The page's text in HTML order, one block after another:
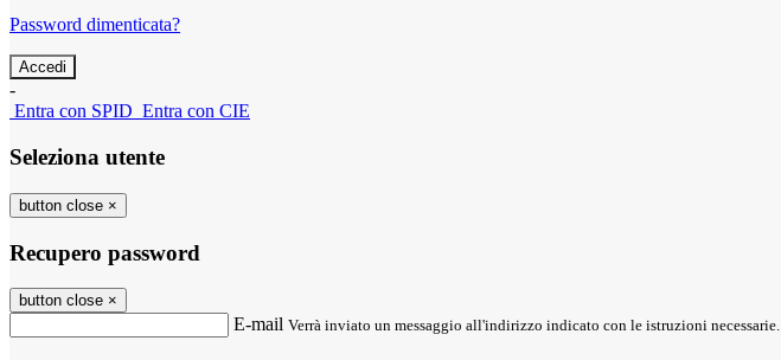
Password dimenticata?
-
Entra con SPID Entra con CIE
Seleziona utente
button close ×
Recupero password
button close ×
E-mail Verrà inviato un messaggio all'indirizzo indicato con le istruzioni necessarie.